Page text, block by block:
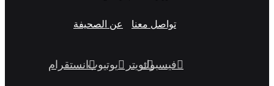
تواصل معنا عن الصحيفة
فيسبوكتويتر يوتيوبانستقرام